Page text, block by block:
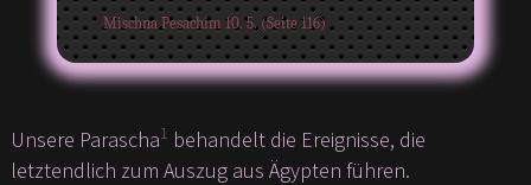
Mischna Pesachim 10. 5. (Seite 116)
Unsere Parascha1 behandelt die Ereignisse, die
letztendlich zum Auszug aus Ägypten führen.